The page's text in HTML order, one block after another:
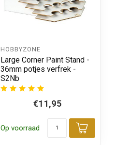
HOBBYZONE
Large Corner Paint Stand -
36mm potjes verfrek -
S2Nb
€11,95
Op voorraad